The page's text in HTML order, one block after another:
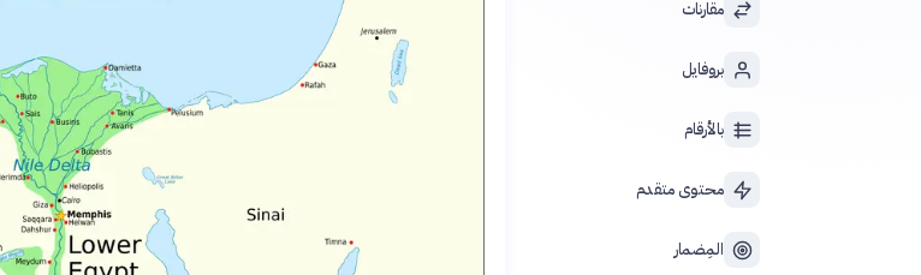
مقارنات
بروفايل
بالأرقام
محتوى متقدم
المِضمار